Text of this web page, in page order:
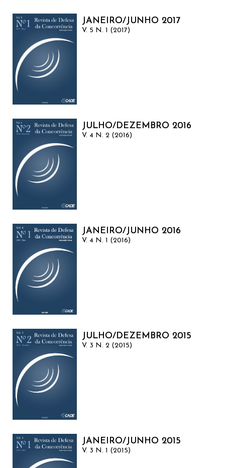
JANEIRO/JUNHO 2017
V. 5 N. 1 (2017)
JULHO/DEZEMBRO 2016
V. 4 N. 2 (2016)
JANEIRO/JUNHO 2016
V. 4 N. 1 (2016)
JULHO/DEZEMBRO 2015
V. 3 N. 2 (2015)
JANEIRO/JUNHO 2015
V. 3 N. 1 (2015)